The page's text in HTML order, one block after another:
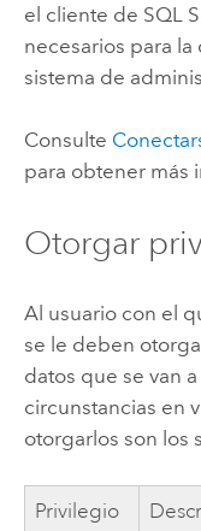
el cliente de SQL
necesarios para la
sistema de
Consulte
para obtener más
Otorgar
Al usuario con el
se le deben
datos que se van
circunstancias en
otorgarlos son los
Privilegio